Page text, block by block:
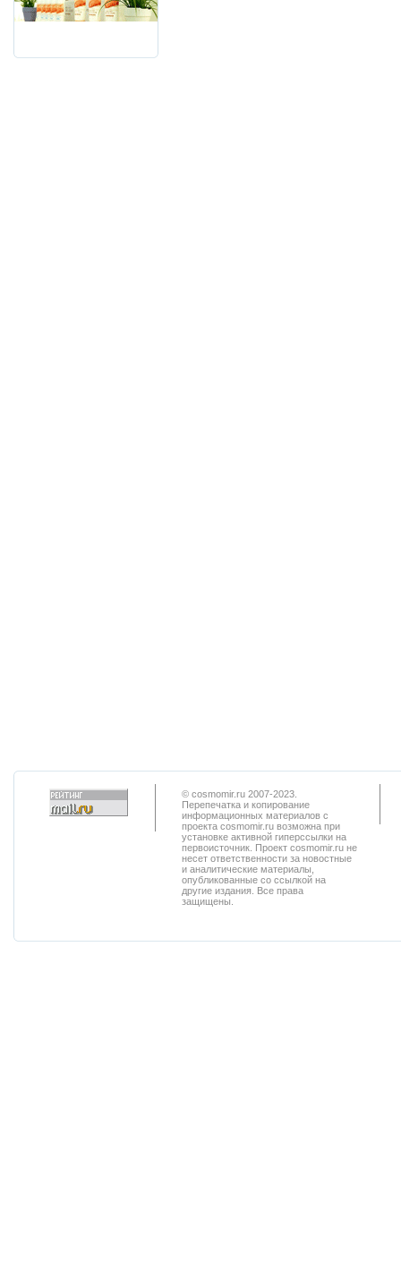
© cosmomir.ru 2007-2023.
Перепечатка и копирование
информационных материалов с
проекта cosmomir.ru возможна при
установке активной гиперссылки на
первоисточник. Проект cosmomir.ru не
несет ответственности за новостные
и аналитические материалы,
опубликованные со ссылкой на
другие издания. Все права
защищены.